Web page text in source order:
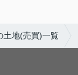
土地(売買)一覧